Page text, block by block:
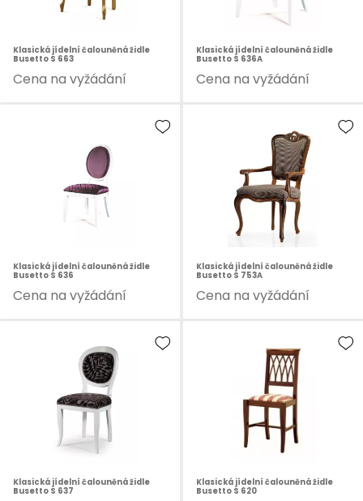
Klasická jídelní čalouněná židle
Busetto S 663
Cena na vyžádání
Klasická jídelní čalouněná židle
Busetto S 636A
Cena na vyžádání
Klasická jídelní čalouněná židle
Busetto S 636
Cena na vyžádání
Klasická jídelní čalouněná židle
Busetto S 753A
Cena na vyžádání
Klasická jídelní čalouněná židle
Busetto S 637
Klasická jídelní čalouněná židle
Busetto S 620